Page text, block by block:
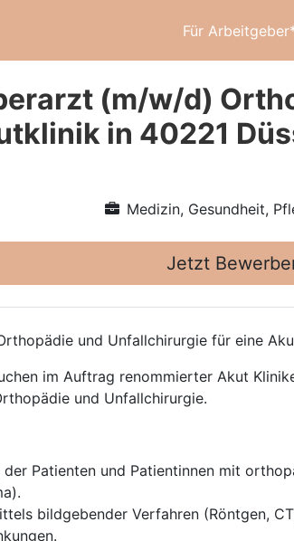
Für
(m/w/d)
in 40221
Medizin, Gesundheit,
Jetzt
und Unfallchirurgie für eine
im Auftrag renommierter Akut
und Unfallchirurgie.
Patienten und Patientinnen mit
bildgebender Verfahren (Röntgen,